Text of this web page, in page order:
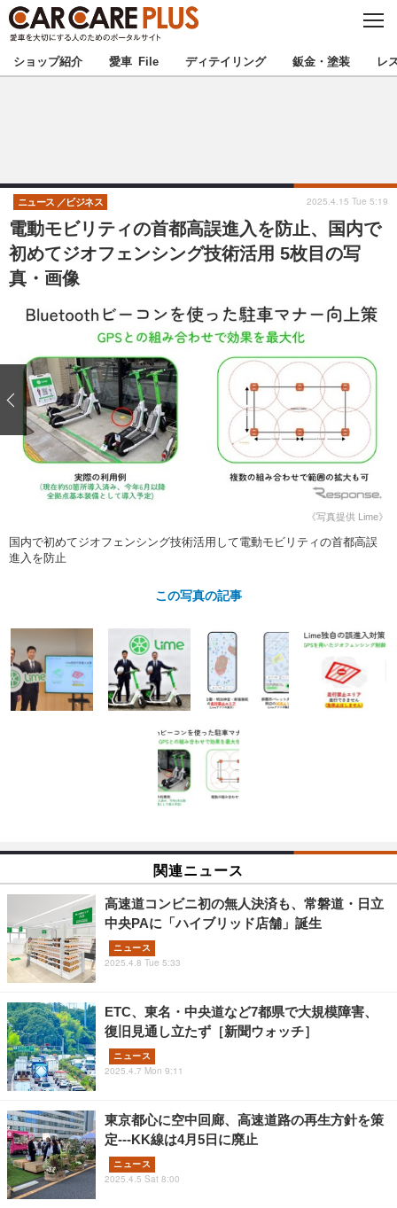
C
S
E
★カーケアプラス認定★ 厳選プロショップを地域から探す
甲信越 北陸
東海 関西
中国
九州 沖縄
注目の記事
ショップレポート 愛車 File
自動車豆知識 ストップ！不具合修理＆粗悪修理
鈑金・塗装
ディテイリング
ディテイリング 洗車
ヘッドライト磨き コーティング
鈑金・塗装
小キズ直し 防錆
カーメーカー「旧車」関連プロジェ
ショップレポート プロショップ検索
レストア
カーメーカー「旧車」関連プロジ
イベント告知
ショップ紹介 愛車 File ディテイリング 鈑金・塗装 レ
電動モビリティの首都高誤進入を防止、国内で
初めてジオフェンシング技術活用 5枚目の写
真・画像
ニュース ビジネス 2025.4.15 Tue 5:19
《写真提供 Lime》
国内で初めてジオフェンシング技術活用して電動モビリティの首都高誤
進入を防止
この写真の記事
関連ニュース
高速道コンビニ初の無人決済も、常磐道・日立
中央PAに「ハイブリッド店舗」誕生
ニュース
2025.4.8 Tue 5:33
ETC、東名・中央道など7都県で大規模障害、
復旧見通し立たず［新聞ウォッチ］
ニュース
2025.4.7 Mon 9:11
東京都心に空中回廊、高速道路の再生方針を策
定---KK線は4月5日に廃止
ニュース
2025.4.5 Sat 8:00